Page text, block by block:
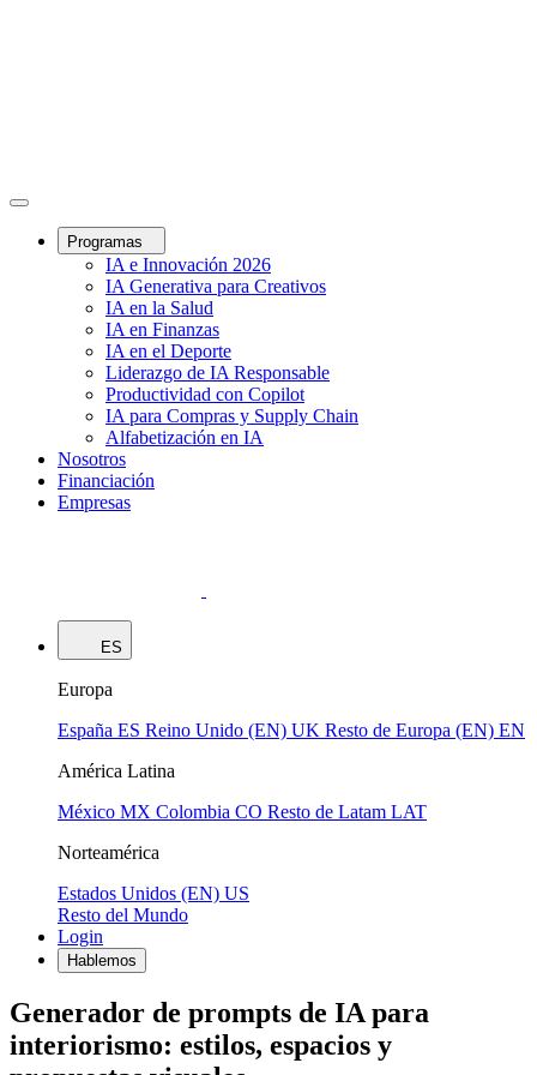
Programas
IA e Innovación 2026
IA Generativa para Creativos
IA en la Salud
IA en Finanzas
IA en el Deporte
Liderazgo de IA Responsable
Productividad con Copilot
IA para Compras y Supply Chain
Alfabetización en IA
Nosotros
Financiación
Empresas
ES
Europa
España ES Reino Unido (EN) UK Resto de Europa (EN) EN
América Latina
México MX Colombia CO Resto de Latam LAT
Norteamérica
Estados Unidos (EN) US
Resto del Mundo
Login
Hablemos
Generador de prompts de IA para
interiorismo: estilos, espacios y